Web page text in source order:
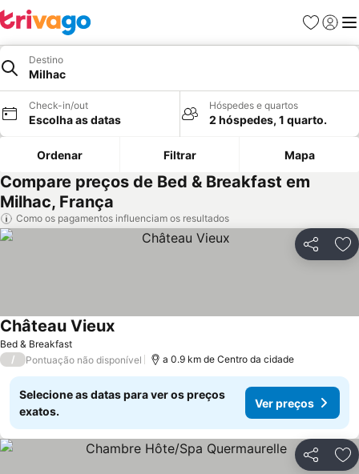
Favoritos
Iniciar
Destino
Milhac
Check-in/out
Escolha as datas
Hóspedes e quartos
2 hóspedes, 1 quarto.
Ordenar Filtrar Mapa
Compare preços de Bed & Breakfast em
Milhac, França
Como os pagamentos influenciam os resultados
Partilhar
Bed & Breakfast
Château Vieux
/ Pontuação não disponível a 0.9 km de Centro da cidade
Selecione as datas para ver os preços
exatos.
Ver preços
Partilhar